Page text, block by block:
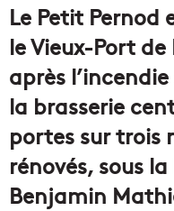
Le Petit
le Vieux-Port
après
la brasserie
portes sur trois
rénovés, sous
Benjamin